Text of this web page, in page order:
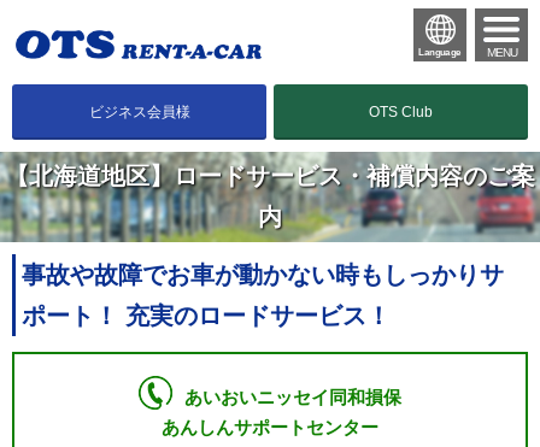
OTS Club
ビジネス会員様
Language MENU
【北海道地区】ロードサービス・補償内容のご案
内
事故や故障でお車が動かない時もしっかりサ
ポート！ 充実のロードサービス！
あいおいニッセイ同和損保
あんしんサポートセンター